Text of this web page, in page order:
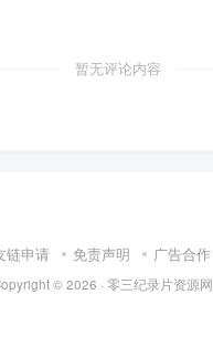
暂无评论内容
链申请 免责声明 广告合作
© 2026 · 零三纪录片资源网